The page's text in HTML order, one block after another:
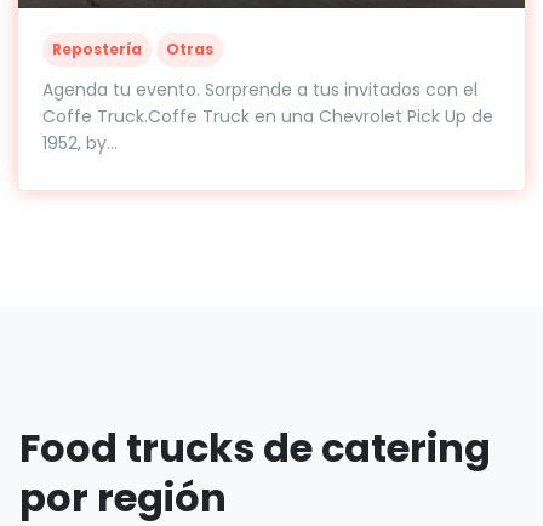
Repostería Otras
Agenda tu evento. Sorprende a tus invitados con el
Coffe Truck.Coffe Truck en una Chevrolet Pick Up de
1952, by...
Food trucks de catering
por región